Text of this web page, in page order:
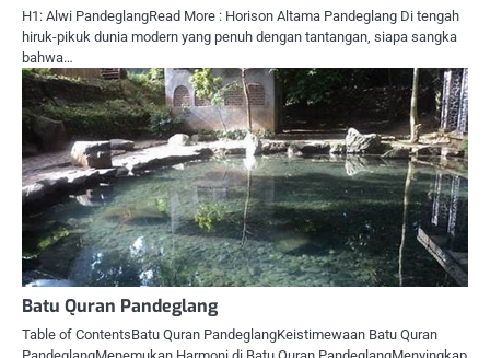
H1: Alwi PandeglangRead More : Horison Altama Pandeglang Di tengah
hiruk-pikuk dunia modern yang penuh dengan tantangan, siapa sangka
bahwa…
Batu Quran Pandeglang
Table of ContentsBatu Quran PandeglangKeistimewaan Batu Quran